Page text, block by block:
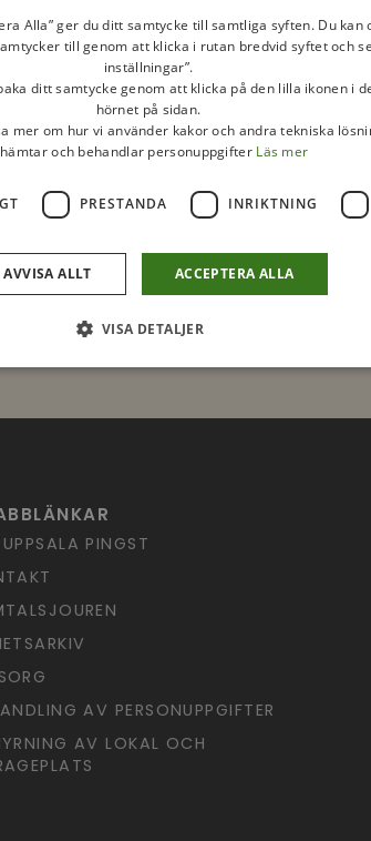
PINGST
AV PERSONUPPGIFTER
AV LOKAL OCH
Alla” ger du ditt samtycke till samtliga syften. Du kan
till genom att klicka i rutan bredvid syftet och
inställningar”.
ditt samtycke genom att klicka på den lilla ikonen i
hörnet på sidan.
mer om hur vi använder kakor och andra tekniska
och behandlar personuppgifter Läs mer
PRESTANDA INRIKTNING
ACCEPTERA ALLA
AVVISA ALLT
VISA DETALJER